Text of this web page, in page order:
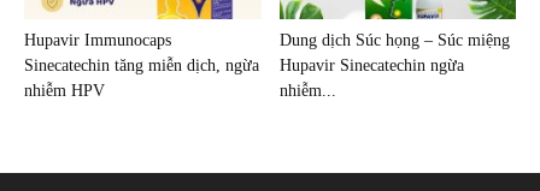
Hupavir Immunocaps
Sinecatechin tăng miễn dịch, ngừa
nhiễm HPV
Dung dịch Súc họng – Súc miệng
Hupavir Sinecatechin ngừa
nhiễm...